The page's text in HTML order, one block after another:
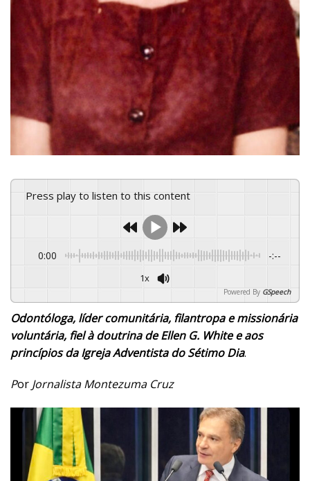
Press play to listen to this content
0:00 -:--
1x
Powered By GSpeech
Odontóloga, líder comunitária, filantropa e missionária
voluntária, fiel à doutrina de Ellen G. White e aos
princípios da Igreja Adventista do Sétimo Dia.
Por Jornalista Montezuma Cruz